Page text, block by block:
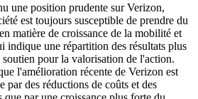
une position prudente sur Verizon,
est toujours susceptible de prendre du
matière de croissance de la mobilité et
indique une répartition des résultats plus
pour la valorisation de l'action.
l'amélioration récente de Verizon est
par des réductions de coûts et des